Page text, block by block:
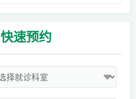
快速预约